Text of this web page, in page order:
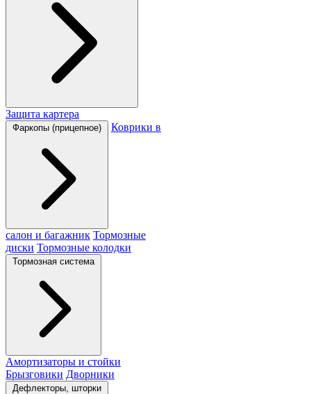
Защита картера
Фаркопы (прицепное) Коврики в
салон и багажник Тормозные
диски Тормозные колодки
Тормозная система
Амортизаторы и стойки
Брызговики Дворники
Дефлекторы, шторки